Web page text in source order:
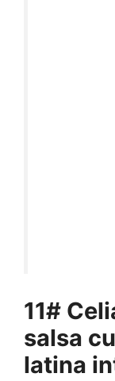
11#
salsa
latina